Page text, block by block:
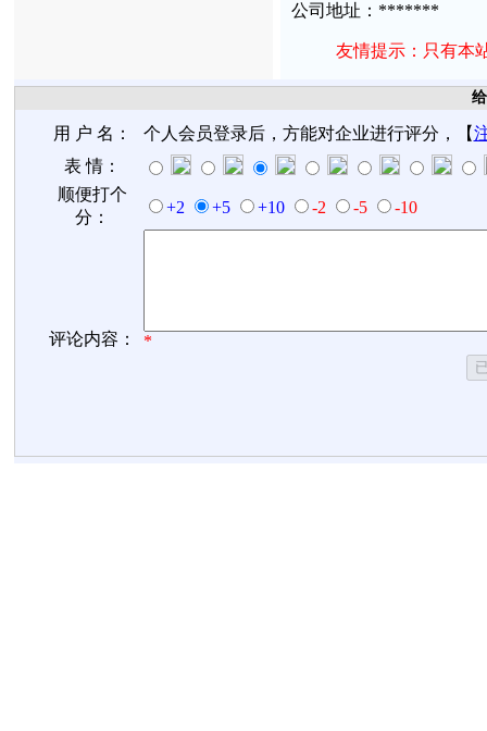
公司地址： *******
友情提示：只有本
用 户 名： 个人会员登录后，方能对企业进行评分，【
表 情：
顺便打个
分：
+2 +5 +10 -2 -5 -10
评论内容： *